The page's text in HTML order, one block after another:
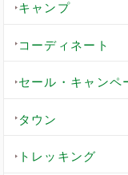
キャンプ
コーディネート
セール・キャンペ
タウン
トレッキング